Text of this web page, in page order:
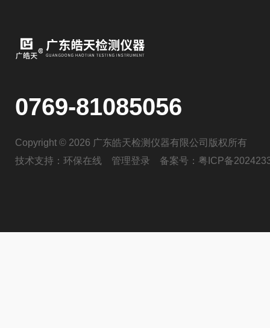
0769-81085056
Copyright © 2026 广东皓天检测仪器有限公司版权所有
技术支持： 环保在线 管理登录 备案号： 粤ICP备